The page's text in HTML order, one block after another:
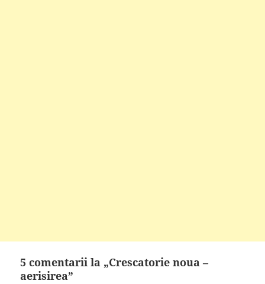
5 comentarii la „Crescatorie noua –
aerisirea”